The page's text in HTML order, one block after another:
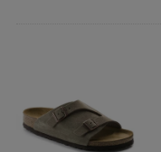
【友達追加】をタッ
お気軽にお問合せく